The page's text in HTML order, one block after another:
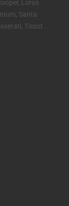
Lorus
Santa
Tissot.